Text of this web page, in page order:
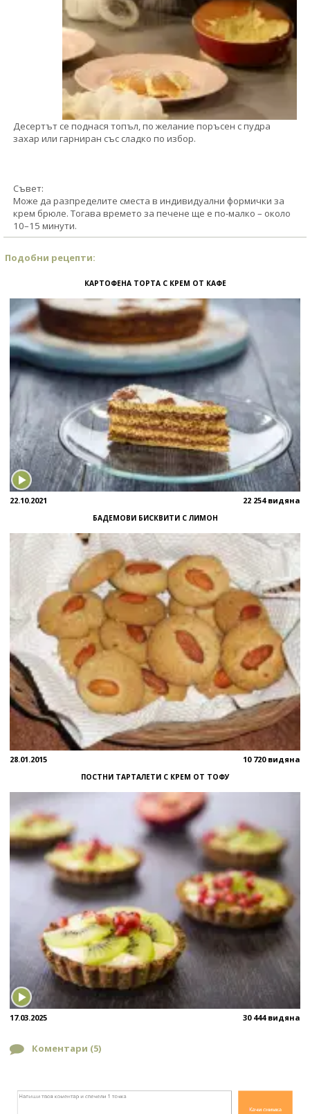
Десертът се поднася топъл, по желание поръсен с пудра
захар или гарниран със сладко по избор.
Съвет:
Може да разпределите сместа в индивидуални формички за
крем брюле. Тогава времето за печене ще е по-малко – около
10–15 минути.
Подобни рецепти:
КАРТОФЕНА ТОРТА С КРЕМ ОТ КАФЕ
22.10.2021 22 254 видяна
БАДЕМОВИ БИСКВИТИ С ЛИМОН
28.01.2015 10 720 видяна
ПОСТНИ ТАРТАЛЕТИ С КРЕМ ОТ ТОФУ
17.03.2025 30 444 видяна
Коментари (5)